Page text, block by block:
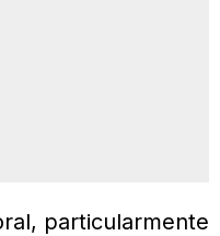
particularmente